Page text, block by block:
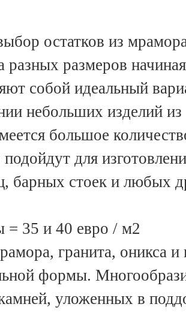
остатков из
разных размеров
собой идеальный
небольших изделий
большое
для
барных стоек и любых
= 35 и 40 евро / м2
гранита, оникса и
формы.
уложенных в